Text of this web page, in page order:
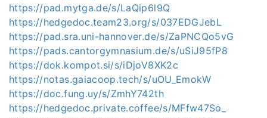
https://pad.mytga.de/s/LaQip6l9Q
https://hedgedoc.team23.org/s/037EDGJebL
https://pad.sra.uni-hannover.de/s/ZaPNCQo5vG
https://pads.cantorgymnasium.de/s/uSiJ95fP8
https://dok.kompot.si/s/iDjoV8XK2c
https://notas.gaiacoop.tech/s/uOU_EmokW
https://doc.fung.uy/s/ZmhY742th
https://hedgedoc.private.coffee/s/MFfw47So_